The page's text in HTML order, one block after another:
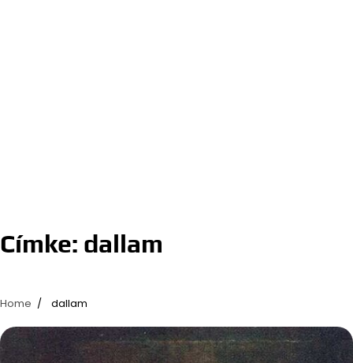
Címke: dallam
Home dallam